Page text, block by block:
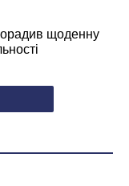
щоденну